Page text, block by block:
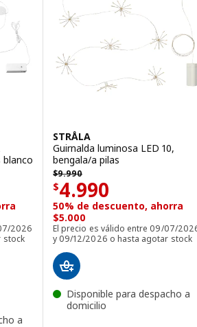
blanco
2026
stock
de 5 estrellas. Total opiniones:
a
STRÅLA
Guirnalda luminosa LED 10,
bengala/a pilas
$9.990
$ 9990
$4.990
Precio $ 4990
50% de descuento, ahorra
$5.000
El precio es válido entre 09/07/
y 09/12/2026 o hasta agotar stock
Disponible para despacho a
domicilio